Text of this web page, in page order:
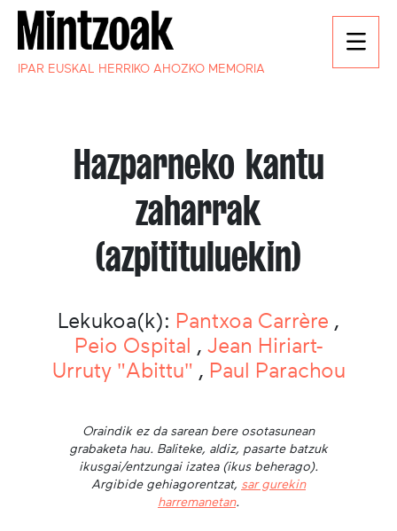
IPAR EUSKAL HERRIKO AHOZKO MEMORIA
Hazparneko kantu
zaharrak
(azpitituluekin)
Lekukoa(k): Pantxoa Carrère ,
Peio Ospital , Jean Hiriart-
Urruty "Abittu" , Paul Parachou
Oraindik ez da sarean bere osotasunean
grabaketa hau. Baliteke, aldiz, pasarte batzuk
ikusgai/entzungai izatea (ikus beherago).
Argibide gehiagorentzat, sar gurekin
harremanetan.